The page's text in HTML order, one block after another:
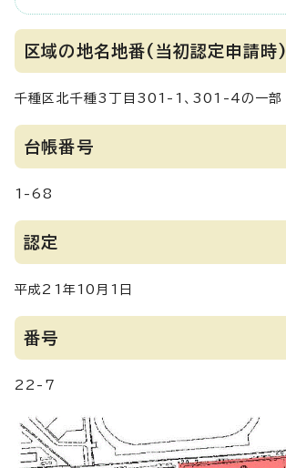
区域の地名地番(当初認定申請時)
千種区北千種3丁目301-1、301-4の一部
台帳番号
1-68
認定
平成21年10月1日
番号
22-7